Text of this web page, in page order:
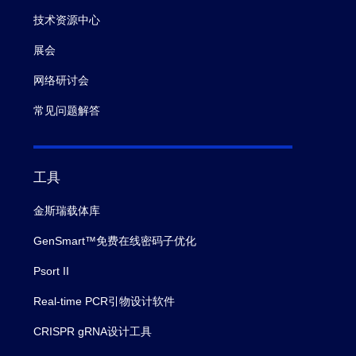
技术资源中心
展会
网络研讨会
常见问题解答
工具
金斯瑞载体库
GenSmart™免费在线密码子优化
Psort II
Real-time PCR引物设计软件
CRISPR gRNA设计工具